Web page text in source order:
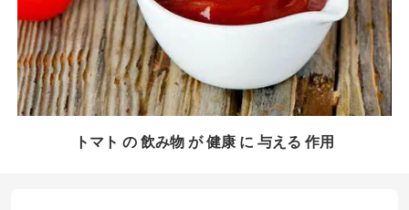
トマト の 飲み物 が 健康 に 与える 作用